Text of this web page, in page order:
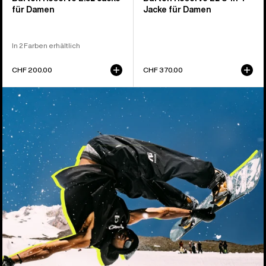
für Damen
In 2 Farben erhältlich
CHF 200.00
Jacke für Damen
CHF 370.00